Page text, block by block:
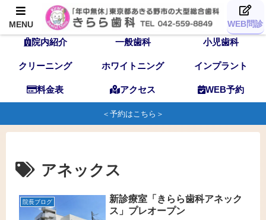
TOP 歯科医師 スタッフ
院内紹介 一般歯科 小児歯科
クリーニング ホワイトニング インプラント
料金表 アクセス WEB予約
＜予約はこちら＞
アネックス
院長ブログ
新診療室「きらら歯科アネック
ス」プレオープン
MENU WEB問診